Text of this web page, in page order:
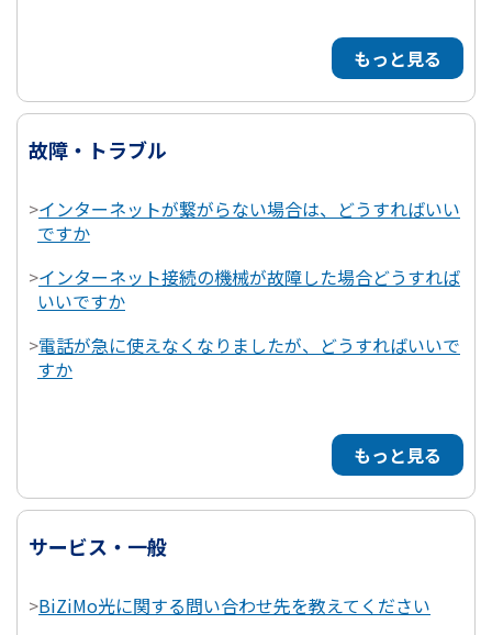
もっと見る
故障・トラブル
>インターネットが繋がらない場合は、どうすればいい
ですか
>インターネット接続の機械が故障した場合どうすれば
いいですか
>電話が急に使えなくなりましたが、どうすればいいで
すか
もっと見る
サービス・一般
>BiZiMo光に関する問い合わせ先を教えてください